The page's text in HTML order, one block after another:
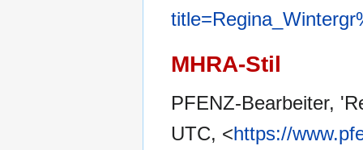
MHRA-Stil
PFENZ-Bearbeiter,
UTC, <https://